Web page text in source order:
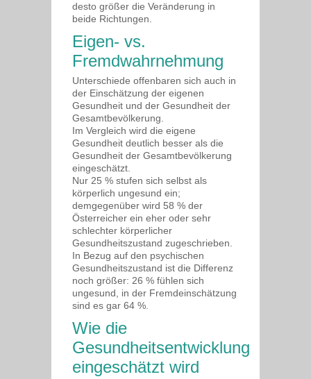
desto größer die Veränderung in
beide Richtungen.
Eigen- vs.
Fremdwahrnehmung
Unterschiede offenbaren sich auch in
der Einschätzung der eigenen
Gesundheit und der Gesundheit der
Gesamtbevölkerung.
Im Vergleich wird die eigene
Gesundheit deutlich besser als die
Gesundheit der Gesamtbevölkerung
eingeschätzt.
Nur 25 % stufen sich selbst als
körperlich ungesund ein;
demgegenüber wird 58 % der
Österreicher ein eher oder sehr
schlechter körperlicher
Gesundheitszustand zugeschrieben.
In Bezug auf den psychischen
Gesundheitszustand ist die Differenz
noch größer: 26 % fühlen sich
ungesund, in der Fremdeinschätzung
sind es gar 64 %.
Wie die
Gesundheitsentwicklung
eingeschätzt wird